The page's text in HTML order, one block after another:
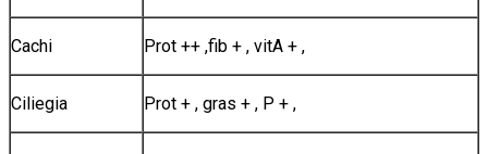
Cachi Prot ++ ,fib + , vitA + ,
Ciliegia Prot + , gras + , P + ,